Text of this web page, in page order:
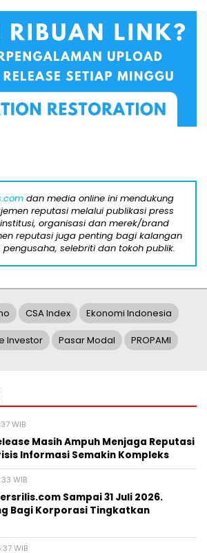
dan media online ini mendukung
reputasi melalui publikasi press
organisasi dan merek/brand
reputasi juga penting bagi kalangan
pengusaha, selebriti dan tokoh publik.
CSA Index Ekonomi Indonesia
Investor Pasar Modal PROPAMI
WIB
Masih Ampuh Menjaga Reputasi
Informasi Semakin Kompleks
WIB
Sampai 31 Juli 2026.
Bagi Korporasi Tingkatkan
WIB